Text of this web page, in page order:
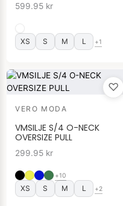
599.95 kr
XS S M L +1
♡
VERO MODA
VMSILJE S/4 O-NECK
OVERSIZE PULL
299.95 kr
+10
XS S M L +2